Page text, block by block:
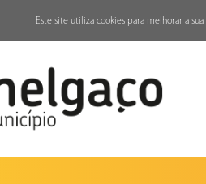
Este site utiliza cookies para melhorar a